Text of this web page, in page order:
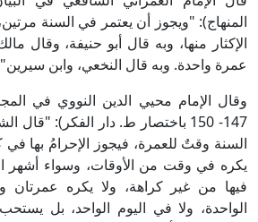
المنهاج): "ويجوز أن يعتمر في السنة
الإكثار منها، وبه قال أبو حنيفة، وقال
عمرة واحدة. وبه قال النخعي، وابن
147- 150 باختصار ط. دار الفكر):
السنة وقتٌ للعمرة، فيجوز الإحرامُ بها
يكره في وقت من الأوقات، وسواء أشهر
فيها من غير كراهة، ولا يكره عمرتان
الواحدة، ولا في اليوم الواحد، بل